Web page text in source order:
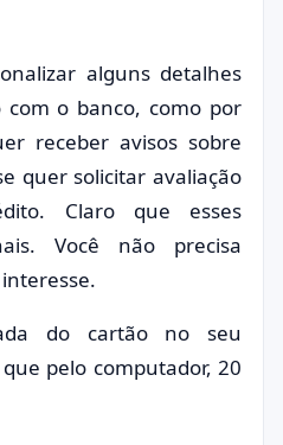
alguns detalhes
com o banco, como por
receber avisos sobre
quer solicitar avaliação
Claro que esses
Você não precisa
do cartão no seu
pelo computador, 20